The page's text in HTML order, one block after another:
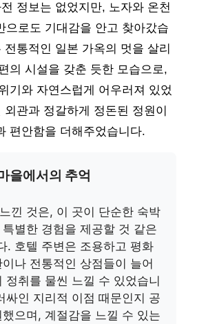
정보는 없었지만, 노자와 온천
으로도 기대감을 안고 찾아갔습
통적인 일본 가옥의 멋을 살리
의 시설을 갖춘 듯한 모습으로,
기와 자연스럽게 어우러져 있었
관과 정갈하게 정돈된 정원이
편안함을 더해주었습니다.
을에서의 추억
낀 것은, 이 곳이 단순한 숙박
별한 경험을 제공할 것 같은
. 호텔 주변은 조용하고 평화
나 전통적인 상점들이 늘어
정취를 물씬 느낄 수 있었습니
싸인 지리적 이점 때문인지 공
으며, 계절감을 느낄 수 있는